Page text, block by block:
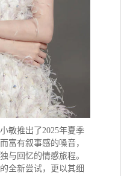
敏推出了2025年夏季
富有叙事感的嗓音，
与回忆的情感旅程。
全新尝试，更以其细